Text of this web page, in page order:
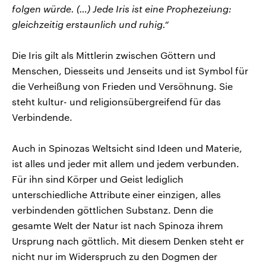
folgen würde. (…) Jede Iris ist eine Prophezeiung:
gleichzeitig erstaunlich und ruhig.“
Die Iris gilt als Mittlerin zwischen Göttern und
Menschen, Diesseits und Jenseits und ist Symbol für
die Verheißung von Frieden und Versöhnung. Sie
steht kultur- und religionsübergreifend für das
Verbindende.
Auch in Spinozas Weltsicht sind Ideen und Materie,
ist alles und jeder mit allem und jedem verbunden.
Für ihn sind Körper und Geist lediglich
unterschiedliche Attribute einer einzigen, alles
verbindenden göttlichen Substanz. Denn die
gesamte Welt der Natur ist nach Spinoza ihrem
Ursprung nach göttlich. Mit diesem Denken steht er
nicht nur im Widerspruch zu den Dogmen der